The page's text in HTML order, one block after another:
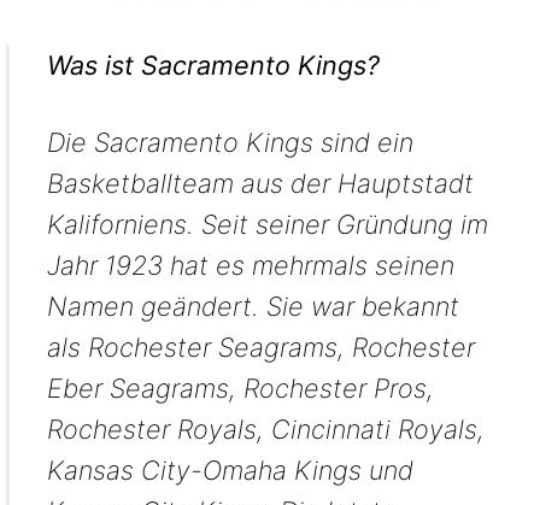
Was ist Sacramento Kings?
Die Sacramento Kings sind ein
Basketballteam aus der Hauptstadt
Kaliforniens. Seit seiner Gründung im
Jahr 1923 hat es mehrmals seinen
Namen geändert. Sie war bekannt
als Rochester Seagrams, Rochester
Eber Seagrams, Rochester Pros,
Rochester Royals, Cincinnati Royals,
Kansas City-Omaha Kings und